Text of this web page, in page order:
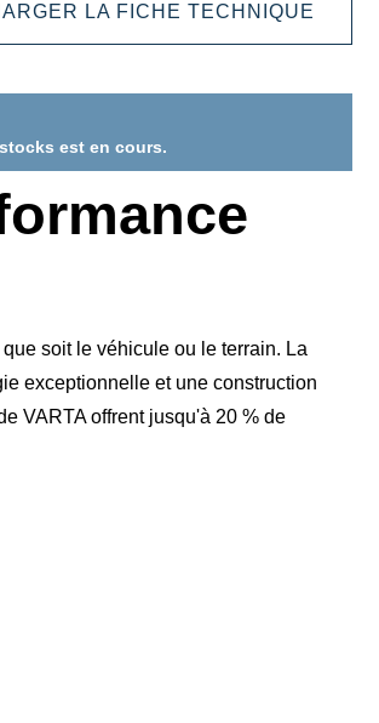
LA FICHE TECHNIQUE
est en cours.
soit le véhicule ou le terrain. La
exceptionnelle et une construction
VARTA offrent jusqu'à 20 % de